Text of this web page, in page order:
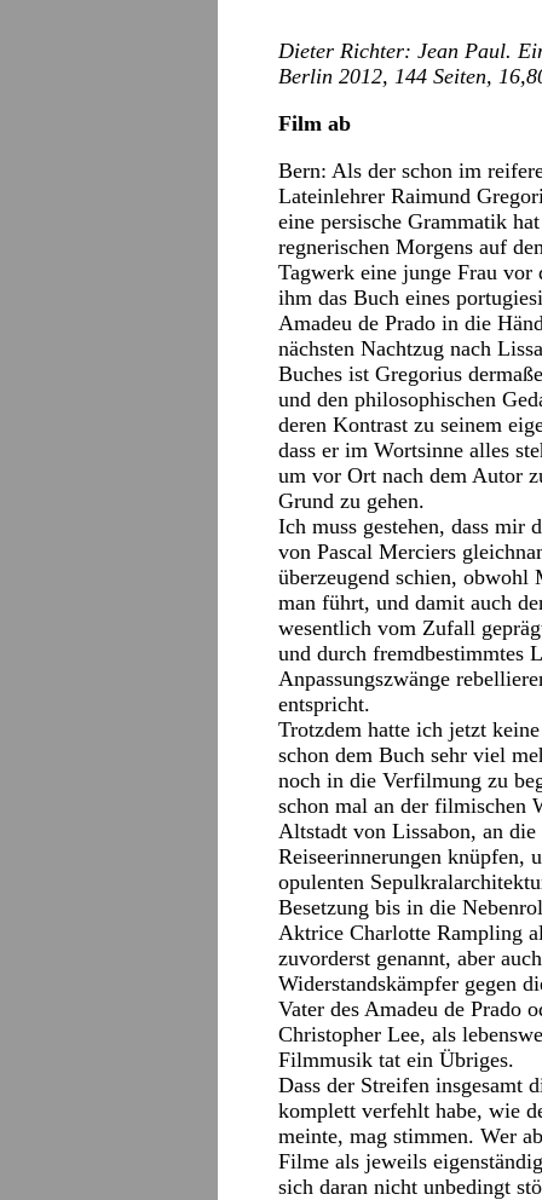
Dieter Richter: Jean Paul.
Berlin 2012, 144 Seiten,
Film ab
Bern: Als der schon im
Lateinlehrer Raimund
eine persische Grammatik
regnerischen Morgens auf
Tagwerk eine junge Frau
ihm das Buch eines
Amadeu de Prado in die
nächsten Nachtzug nach
Buches ist Gregorius
und den philosophischen
deren Kontrast zu seinem
dass er im Wortsinne alles
um vor Ort nach dem Autor
Grund zu gehen.
Ich muss gestehen, dass mir
von Pascal Merciers
überzeugend schien, obwohl
man führt, und damit auch
wesentlich vom Zufall
und durch fremdbestimmtes
Anpassungszwänge
entspricht.
Trotzdem hatte ich jetzt
schon dem Buch sehr viel
noch in die Verfilmung zu
schon mal an der filmischen
Altstadt von Lissabon, an
Reiseerinnerungen knüpfen,
opulenten
Besetzung bis in die
Aktrice Charlotte Rampling
zuvorderst genannt, aber
Widerstandskämpfer gegen
Vater des Amadeu de Prado
Christopher Lee, als
Filmmusik tat ein Übriges.
Dass der Streifen insgesamt
komplett verfehlt habe, wie
meinte, mag stimmen. Wer
Filme als jeweils
sich daran nicht unbedingt